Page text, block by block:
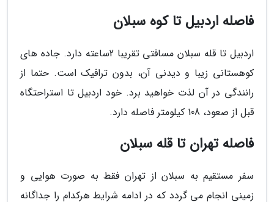
فاصله اردبیل تا کوه سبلان
اردبیل تا قله سبلان مسافتی تقریبا 2ساعته دارد. جاده های
کوهستانی زیبا و دیدنی آن، بدون ترافیک است. حتما از
رانندگی در آن لذت خواهید برد. خود اردبیل تا استراحتگاه
قبل از صعود، 108 کیلومتر فاصله دارد.
فاصله تهران تا قله سبلان
سفر مستقیم به سبلان از تهران فقط به صورت هوایی و
زمینی انجام می گردد که در ادامه شرایط هرکدام را جداگانه